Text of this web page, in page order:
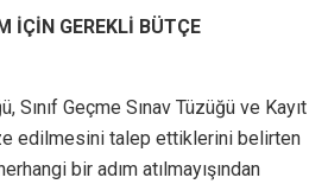
İÇİN GEREKLİ BÜTÇE
Sınıf Geçme Sınav Tüzüğü ve Kayıt
edilmesini talep ettiklerini belirten
bir adım atılmayışından